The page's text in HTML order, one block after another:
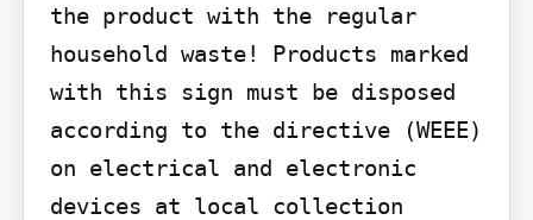
the product with the regular
household waste! Products marked
with this sign must be disposed
according to the directive (WEEE)
on electrical and electronic
devices at local collection